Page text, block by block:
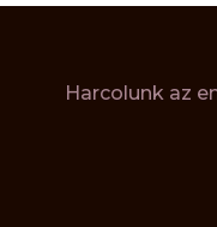
Harcolunk az